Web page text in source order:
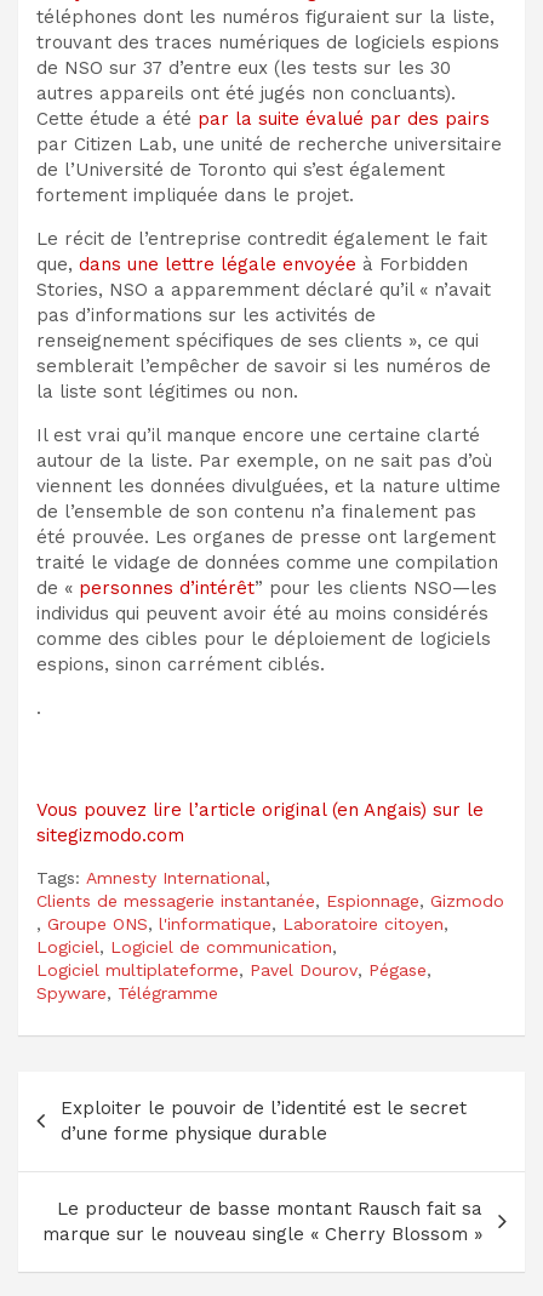
téléphones dont les numéros figuraient sur la liste,
trouvant des traces numériques de logiciels espions
de NSO sur 37 d’entre eux (les tests sur les 30
autres appareils ont été jugés non concluants).
Cette étude a été par la suite évalué par des pairs
par Citizen Lab, une unité de recherche universitaire
de l’Université de Toronto qui s’est également
fortement impliquée dans le projet.
Le récit de l’entreprise contredit également le fait
que, dans une lettre légale envoyée à Forbidden
Stories, NSO a apparemment déclaré qu’il « n’avait
pas d’informations sur les activités de
renseignement spécifiques de ses clients », ce qui
semblerait l’empêcher de savoir si les numéros de
la liste sont légitimes ou non.
Il est vrai qu’il manque encore une certaine clarté
autour de la liste. Par exemple, on ne sait pas d’où
viennent les données divulguées, et la nature ultime
de l’ensemble de son contenu n’a finalement pas
été prouvée. Les organes de presse ont largement
traité le vidage de données comme une compilation
de « personnes d’intérêt” pour les clients NSO—les
individus qui peuvent avoir été au moins considérés
comme des cibles pour le déploiement de logiciels
espions, sinon carrément ciblés.
.
Vous pouvez lire l’article original (en Angais) sur le
sitegizmodo.com
Tags: Amnesty International,
Clients de messagerie instantanée, Espionnage, Gizmodo
, Groupe ONS, l'informatique, Laboratoire citoyen,
Logiciel, Logiciel de communication,
Logiciel multiplateforme, Pavel Dourov, Pégase,
Spyware, Télégramme
Navigation
de
l’article
Exploiter le pouvoir de l’identité est le secret
d’une forme physique durable
Le producteur de basse montant Rausch fait sa
marque sur le nouveau single « Cherry Blossom »